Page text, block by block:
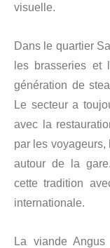
visuelle.
Dans le quartier
les brasseries et
génération de
Le secteur a
avec la
par les voyageurs,
autour de la
cette tradition
internationale.
La viande